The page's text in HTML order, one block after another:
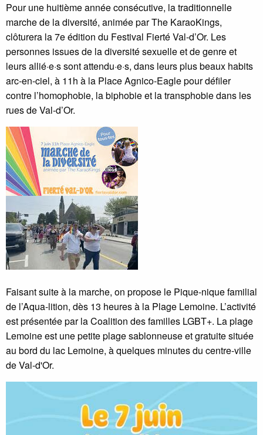
Pour une huitième année consécutive, la traditionnelle
marche de la diversité, animée par The KaraoKings,
clôturera la 7e édition du Festival Fierté Val-d’Or. Les
personnes issues de la diversité sexuelle et de genre et
leurs allié·e·s sont attendu·e·s, dans leurs plus beaux habits
arc-en-ciel, à 11h à la Place Agnico-Eagle pour défiler
contre l’homophobie, la biphobie et la transphobie dans les
rues de Val-d’Or.
Faisant suite à la marche, on propose le Pique-nique familial
de l’Aqua-lition, dès 13 heures à la Plage Lemoine. L’activité
est présentée par la Coalition des familles LGBT+. La plage
Lemoine est une petite plage sablonneuse et gratuite située
au bord du lac Lemoine, à quelques minutes du centre-ville
de Val-d'Or.